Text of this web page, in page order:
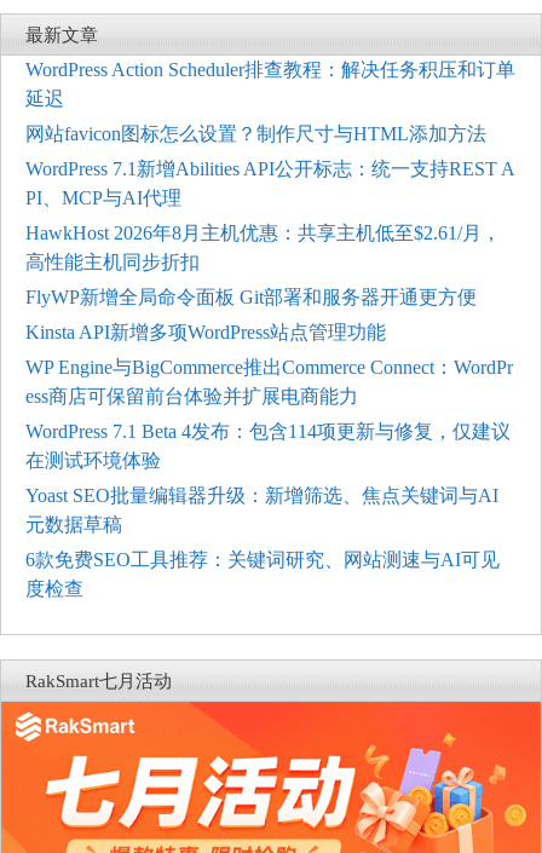
最新文章
WordPress Action Scheduler排查教程：解决任务积压和订单
延迟
网站favicon图标怎么设置？制作尺寸与HTML添加方法
WordPress 7.1新增Abilities API公开标志：统一支持REST A
PI、MCP与AI代理
HawkHost 2026年8月主机优惠：共享主机低至$2.61/月，
高性能主机同步折扣
FlyWP新增全局命令面板 Git部署和服务器开通更方便
Kinsta API新增多项WordPress站点管理功能
WP Engine与BigCommerce推出Commerce Connect：WordPr
ess商店可保留前台体验并扩展电商能力
WordPress 7.1 Beta 4发布：包含114项更新与修复，仅建议
在测试环境体验
Yoast SEO批量编辑器升级：新增筛选、焦点关键词与AI
元数据草稿
6款免费SEO工具推荐：关键词研究、网站测速与AI可见
度检查
RakSmart七月活动